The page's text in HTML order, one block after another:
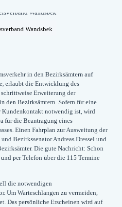
Wandsbek
in den Bezirksämtern auf
erlaubt die Entwicklung des
Erweiterung der
den Bezirksämtern. Sofern für eine
notwendig ist, wird
für die Beantragung eines
Einen Fahrplan zur Ausweitung der
Bezirkssenator Andreas Dressel und
Die gute Nachricht: Schon
per Telefon über die 115 Termine
die notwendigen
Um Warteschlangen zu vermeiden,
Das persönliche Erscheinen wird auf